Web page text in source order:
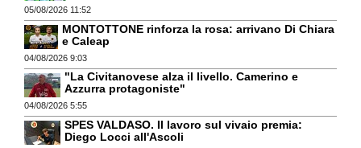
05/08/2026 11:52
MONTOTTONE rinforza la rosa: arrivano Di Chiara
e Caleap
04/08/2026 9:03
"La Civitanovese alza il livello. Camerino e
Azzurra protagoniste"
04/08/2026 5:55
SPES VALDASO. Il lavoro sul vivaio premia:
Diego Locci all'Ascoli